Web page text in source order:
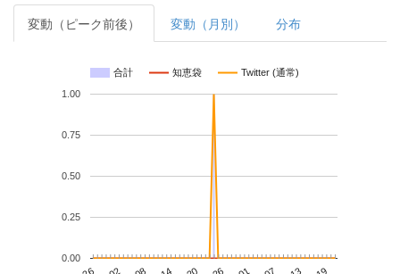
変動（ピーク前後） 変動（月別） 分布
合計 知恵袋 Twitter (通常)
0.00
0.25
0.50
0.75
1.00